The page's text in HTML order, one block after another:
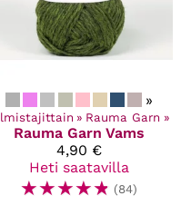
»
Langat valmistajittain ‪» Rauma Garn ‪»
Rauma Garn Vams
4,90 €
Heti saatavilla
☆☆☆☆☆ (84)